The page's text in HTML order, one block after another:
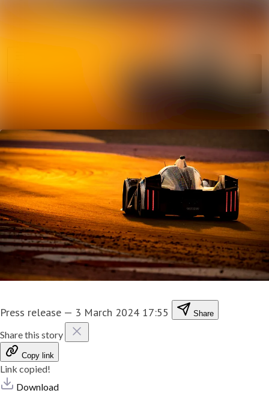
Media
Following
Press release — 3 March 2024 17:55 Share
Share this story
Copy link
Link copied!
Download